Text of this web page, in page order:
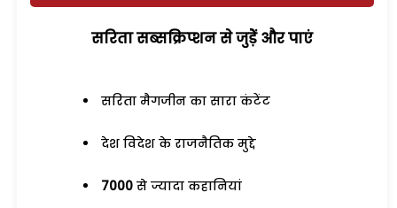
सरिता सब्सक्रिप्शन से जुड़ेें और पाएं
सरिता मैगजीन का सारा कंटेंट
देश विदेश के राजनैतिक मुद्दे
7000 से ज्यादा कहानियां